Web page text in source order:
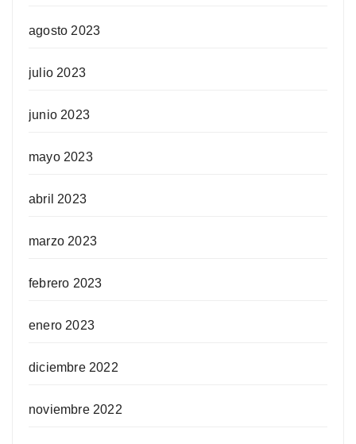
agosto 2023
julio 2023
junio 2023
mayo 2023
abril 2023
marzo 2023
febrero 2023
enero 2023
diciembre 2022
noviembre 2022